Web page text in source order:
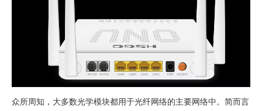
众所周知，大多数光学模块都用于光纤网络的主要网络中。简而言